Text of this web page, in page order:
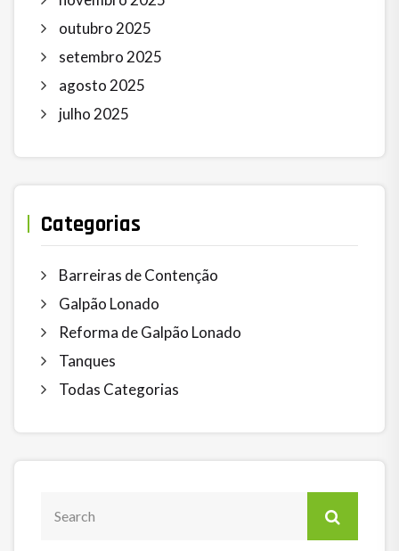
outubro 2025
setembro 2025
agosto 2025
julho 2025
Categorias
Barreiras de Contenção
Galpão Lonado
Reforma de Galpão Lonado
Tanques
Todas Categorias